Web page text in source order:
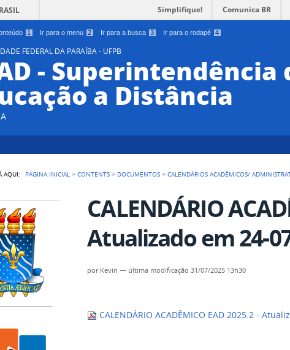
1 Ir para o menu 2 Ir para a busca 3 Ir para o rodapé 4
Simplifique! Comunica BR
FEDERAL DA PARAÍBA - UFPB
- Superintendência
a Distância
AQUI: PÁGINA INICIAL >CONTENTS > DOCUMENTOS >CALENDÁRIOS ACADÊMICOS/
CALENDÁRIO
Atualizado em 24-
por Kevin — última modificação 31/07/2025 13h30
CALENDÁRIO ACADÊMICO EAD 2025.2 -